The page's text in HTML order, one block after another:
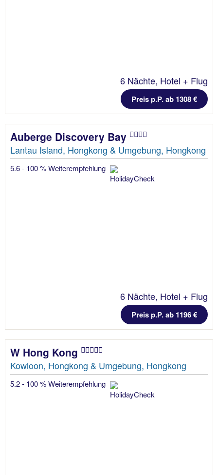
6 Nächte, Hotel + Flug
Preis p.P. ab 1308 €
Auberge Discovery Bay
Lantau Island, Hongkong & Umgebung, Hongkong
5.6 - 100 % Weiterempfehlung
6 Nächte, Hotel + Flug
Preis p.P. ab 1196 €
W Hong Kong
Kowloon, Hongkong & Umgebung, Hongkong
5.2 - 100 % Weiterempfehlung